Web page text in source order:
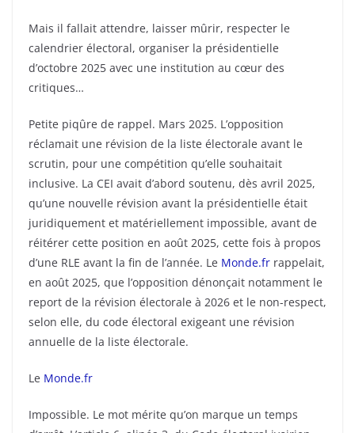
Mais il fallait attendre, laisser mûrir, respecter le
calendrier électoral, organiser la présidentielle
d’octobre 2025 avec une institution au cœur des
critiques…
Petite piqûre de rappel. Mars 2025. L’opposition
réclamait une révision de la liste électorale avant le
scrutin, pour une compétition qu’elle souhaitait
inclusive. La CEI avait d’abord soutenu, dès avril 2025,
qu’une nouvelle révision avant la présidentielle était
juridiquement et matériellement impossible, avant de
réitérer cette position en août 2025, cette fois à propos
d’une RLE avant la fin de l’année. Le Monde.fr rappelait,
en août 2025, que l’opposition dénonçait notamment le
report de la révision électorale à 2026 et le non-respect,
selon elle, du code électoral exigeant une révision
annuelle de la liste électorale.
Le Monde.fr
Impossible. Le mot mérite qu’on marque un temps